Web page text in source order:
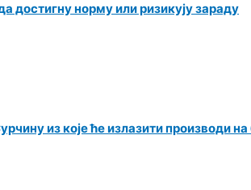
достигну норму или ризикују зараду
из које ће излазити производи